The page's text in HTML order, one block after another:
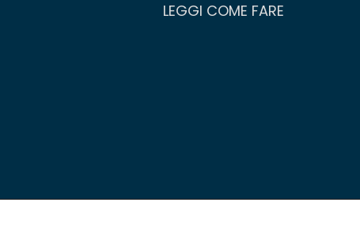
LEGGI COME FARE